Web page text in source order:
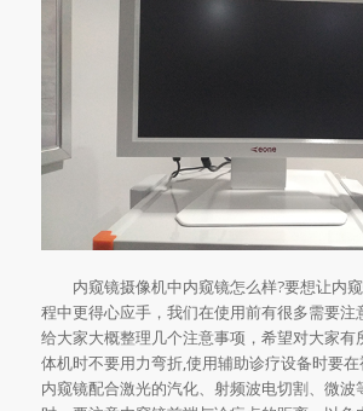
内窥镜摄像机中内窥镜怎么样?要想让内窥
程中更得心应手，我们在使用前有很多需要注
给大家大概整理几个注意事项，希望对大家有
体机时不要用力弯折,使用辅助诊疗设备时要在
内窥镜配合激光的汽化、射频波电切割、微波